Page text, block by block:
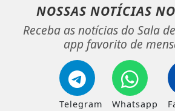
NOSSAS NOTÍCIAS
Receba as notícias do Sala
app favorito de
Telegram Whatsapp